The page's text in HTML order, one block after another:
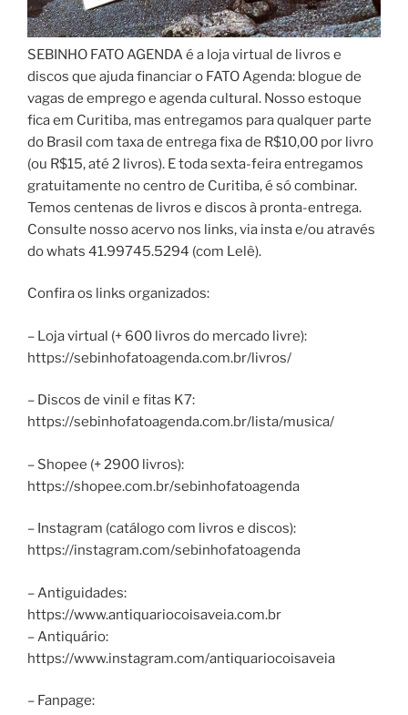
SEBINHO FATO AGENDA é a loja virtual de livros e
discos que ajuda financiar o FATO Agenda: blogue de
vagas de emprego e agenda cultural. Nosso estoque
fica em Curitiba, mas entregamos para qualquer parte
do Brasil com taxa de entrega fixa de R$10,00 por livro
(ou R$15, até 2 livros). E toda sexta-feira entregamos
gratuitamente no centro de Curitiba, é só combinar.
Temos centenas de livros e discos à pronta-entrega.
Consulte nosso acervo nos links, via insta e/ou através
do whats 41.99745.5294 (com Lelê).
Confira os links organizados:
– Loja virtual (+ 600 livros do mercado livre):
https://sebinhofatoagenda.com.br/livros/
– Discos de vinil e fitas K7:
https://sebinhofatoagenda.com.br/lista/musica/
– Shopee (+ 2900 livros):
https://shopee.com.br/sebinhofatoagenda
– Instagram (catálogo com livros e discos):
https://instagram.com/sebinhofatoagenda
– Antiguidades:
https://www.antiquariocoisaveia.com.br
– Antiquário:
https://www.instagram.com/antiquariocoisaveia
– Fanpage: